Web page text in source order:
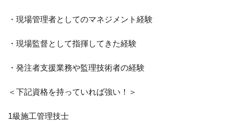
・現場管理者としてのマネジメント経験
・現場監督として指揮してきた経験
・発注者支援業務や監理技術者の経験
＜下記資格を持っていれば強い！＞
1級施工管理技士